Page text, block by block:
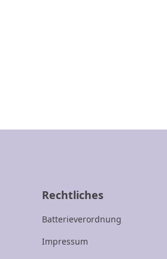
Rechtliches
Batterieverordnung
Impressum